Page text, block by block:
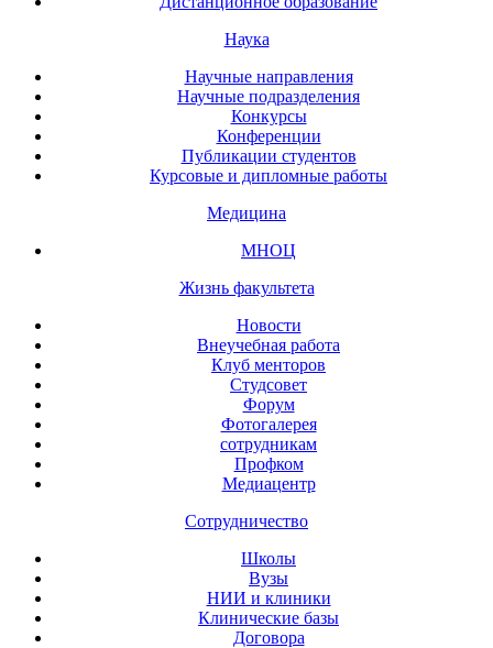
Наука
Научные направления
Научные подразделения
Конкурсы
Конференции
Публикации студентов
Курсовые и дипломные работы
Медицина
МНОЦ
Жизнь факультета
Новости
Внеучебная работа
Клуб менторов
Студсовет
Форум
Фотогалерея
сотрудникам
Профком
Медиацентр
Сотрудничество
Школы
Вузы
НИИ и клиники
Клинические базы
Договора